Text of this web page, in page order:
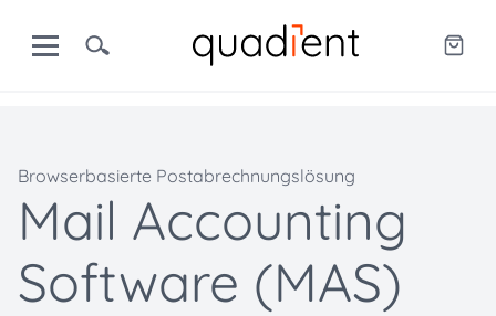
Browserbasierte Postabrechnungslösung
Mail Accounting
Software (MAS)